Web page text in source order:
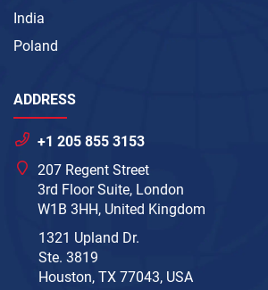
India
Poland
ADDRESS
+1 205 855 3153
207 Regent Street
3rd Floor Suite, London
W1B 3HH, United Kingdom
1321 Upland Dr.
Ste. 3819
Houston, TX 77043, USA